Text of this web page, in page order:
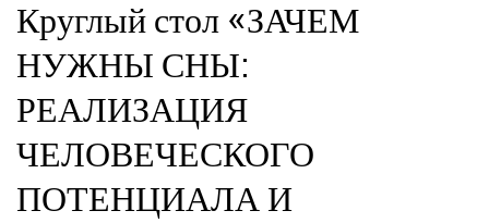
Круглый стол «ЗАЧЕМ
НУЖНЫ СНЫ:
РЕАЛИЗАЦИЯ
ЧЕЛОВЕЧЕСКОГО
ПОТЕНЦИАЛА И